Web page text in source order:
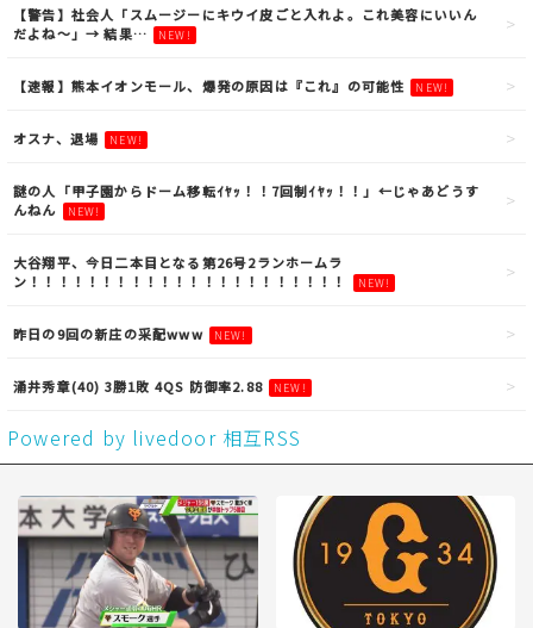
ニュース
【警告】社会人「スムージーにキウイ皮ごと入れよ。これ美容にいいん
だよね〜」→ 結果…
NEW!
【速報】熊本イオンモール、爆発の原因は『これ』の可能性 NEW!
オスナ、退場 NEW!
謎の人「甲子園からドーム移転ｲﾔｯ！！7回制ｲﾔｯ！！」←じゃあどうす
んねん
NEW!
大谷翔平、今日二本目となる第26号2ランホームラ
ン！！！！！！！！！！！！！！！！！！！！！！
NEW!
昨日の9回の新庄の采配www NEW!
涌井秀章(40) 3勝1敗 4QS 防御率2.88 NEW!
Powered by livedoor 相互RSS